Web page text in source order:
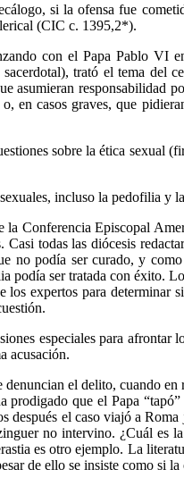
si la ofensa fue
(CIC c. 1395,2*).
con el Papa Pablo VI
trató el tema
asumieran
en casos graves, que
sobre la ética sexual
incluso la pedofilia y
Conferencia Episcopal
Casi todas las diócesis
no podía ser curado, y
ser tratada con éxito.
expertos para
especiales para
acusación.
el delito, cuando
que el Papa
después el caso viajó a
no intervino. ¿Cuál
es otro ejemplo. La
de ello se insiste como si